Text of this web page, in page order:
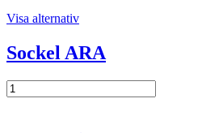
Visa alternativ
Sockel ARA
Sockel
ARA